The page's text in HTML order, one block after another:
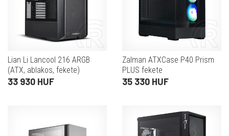
Lian Li Lancool 216 ARGB
(ATX, ablakos, fekete)
33 930 HUF
Zalman ATXCase P40 Prism
PLUS fekete
35 330 HUF